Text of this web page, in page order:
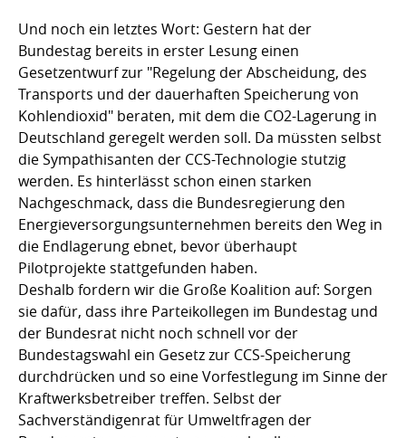
Und noch ein letztes Wort: Gestern hat der
Bundestag bereits in erster Lesung einen
Gesetzentwurf zur "Regelung der Abscheidung, des
Transports und der dauerhaften Speicherung von
Kohlendioxid" beraten, mit dem die CO2-Lagerung in
Deutschland geregelt werden soll. Da müssten selbst
die Sympathisanten der CCS-Technologie stutzig
werden. Es hinterlässt schon einen starken
Nachgeschmack, dass die Bundesregierung den
Energieversorgungsunternehmen bereits den Weg in
die Endlagerung ebnet, bevor überhaupt
Pilotprojekte stattgefunden haben.
Deshalb fordern wir die Große Koalition auf: Sorgen
sie dafür, dass ihre Parteikollegen im Bundestag und
der Bundesrat nicht noch schnell vor der
Bundestagswahl ein Gesetz zur CCS-Speicherung
durchdrücken und so eine Vorfestlegung im Sinne der
Kraftwerksbetreiber treffen. Selbst der
Sachverständigenrat für Umweltfragen der